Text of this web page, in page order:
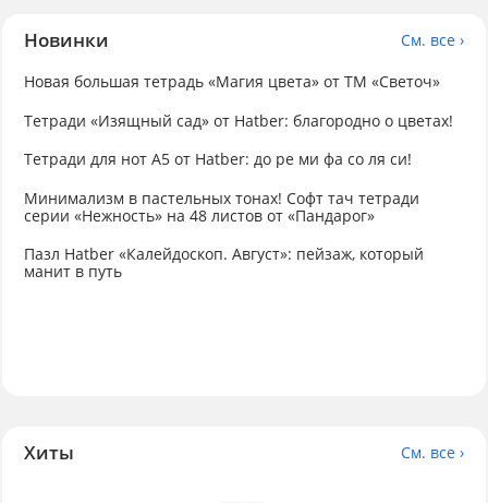
Новинки
См. все ›
Новая большая тетрадь «Магия цвета» от ТМ «Светоч»
Тетради «Изящный сад» от Hatber: благородно о цветах!
Тетради для нот А5 от Hatber: до ре ми фа со ля си!
Минимализм в пастельных тонах! Софт тач тетради
серии «Нежность» на 48 листов от «Пандарог»
Пазл Hatber «Калейдоскоп. Август»: пейзаж, который
манит в путь
Хиты См. все ›